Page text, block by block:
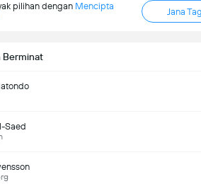
pilihan dengan Mencipta
Jana
Berminat
Saed